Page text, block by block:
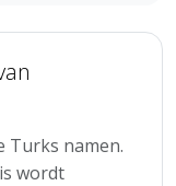
Turks namen.
wordt